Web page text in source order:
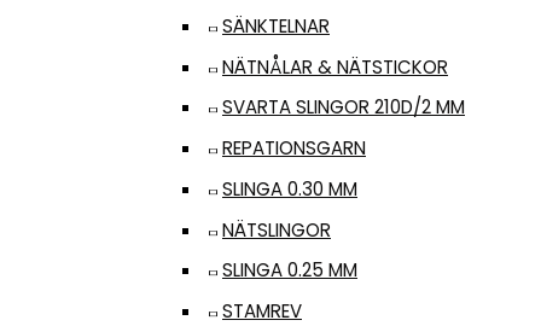
SÄNKTELNAR
NÄTNÅLAR & NÄTSTICKOR
SVARTA SLINGOR 210D/2 MM
REPATIONSGARN
SLINGA 0.30 MM
NÄTSLINGOR
SLINGA 0.25 MM
STAMREV